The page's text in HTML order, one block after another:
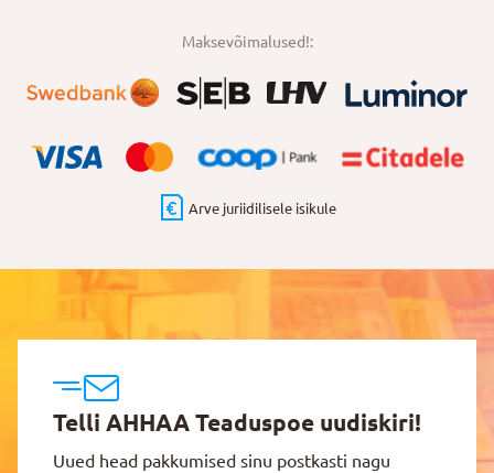
Maksevõimalused!:
Arve juriidilisele isikule
Telli AHHAA Teaduspoe uudiskiri!
Uued head pakkumised sinu postkasti nagu